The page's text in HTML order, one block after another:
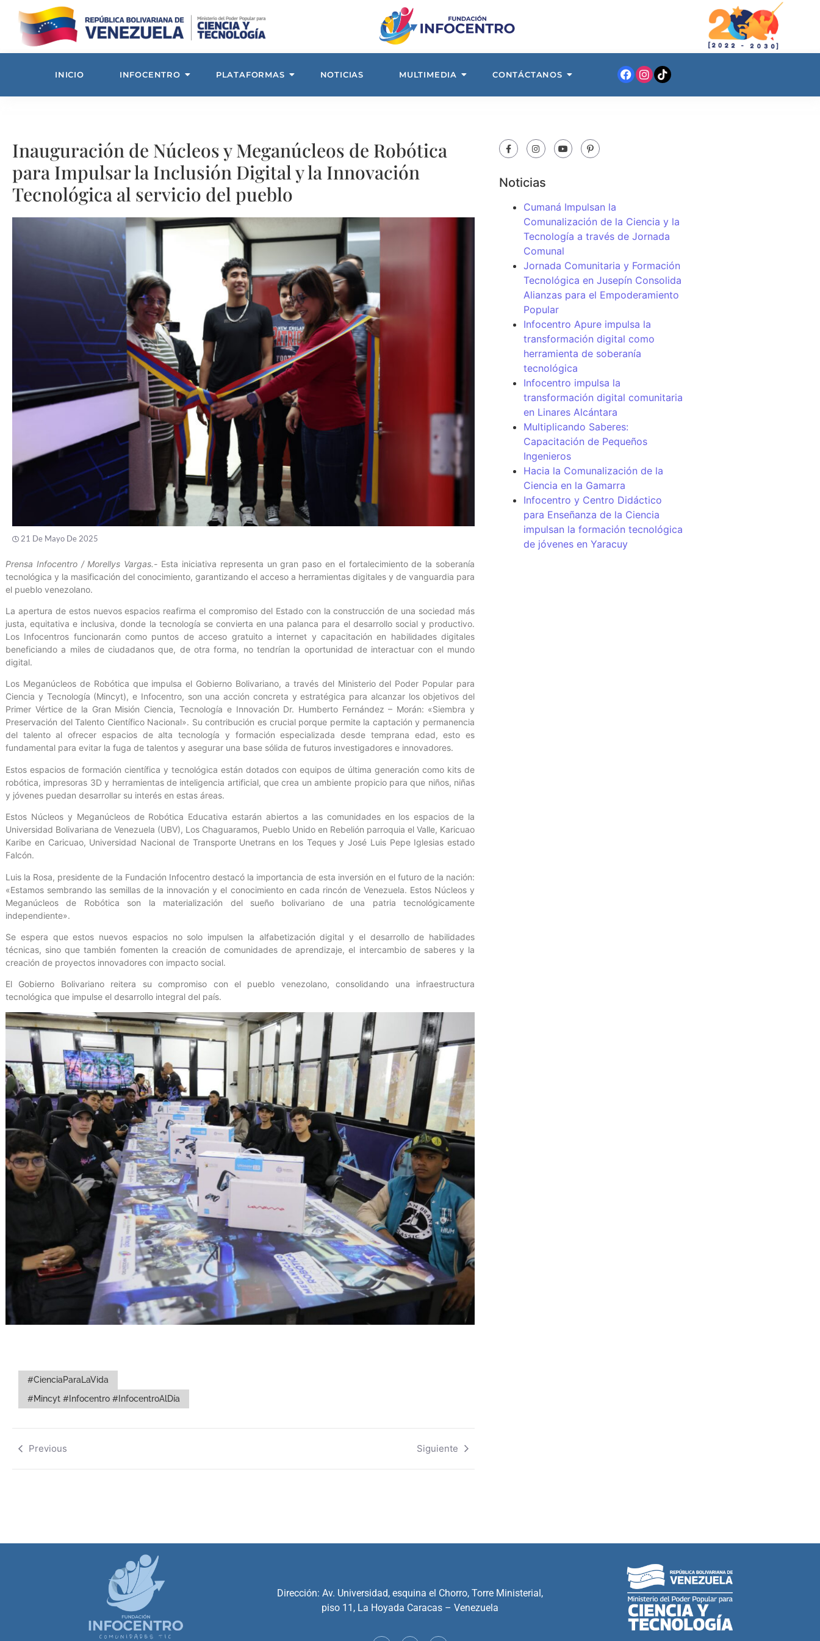
INICIO INFOCENTRO PLATAFORMAS NOTICIAS MULTIMEDIA CONTÁCTANOS
Inauguración de Núcleos y Meganúcleos de Robótica
para Impulsar la Inclusión Digital y la Innovación
Tecnológica al servicio del pueblo
21 De Mayo De 2025
Prensa Infocentro / Morellys Vargas.- Esta iniciativa representa un gran paso en el fortalecimiento de la soberanía
tecnológica y la masificación del conocimiento, garantizando el acceso a herramientas digitales y de vanguardia para
el pueblo venezolano.
La apertura de estos nuevos espacios reafirma el compromiso del Estado con la construcción de una sociedad más
justa, equitativa e inclusiva, donde la tecnología se convierta en una palanca para el desarrollo social y productivo.
Los Infocentros funcionarán como puntos de acceso gratuito a internet y capacitación en habilidades digitales
beneficiando a miles de ciudadanos que, de otra forma, no tendrían la oportunidad de interactuar con el mundo
digital.
Los Meganúcleos de Robótica que impulsa el Gobierno Bolivariano, a través del Ministerio del Poder Popular para
Ciencia y Tecnología (Mincyt), e Infocentro, son una acción concreta y estratégica para alcanzar los objetivos del
Primer Vértice de la Gran Misión Ciencia, Tecnología e Innovación Dr. Humberto Fernández – Morán: «Siembra y
Preservación del Talento Científico Nacional». Su contribución es crucial porque permite la captación y permanencia
del talento al ofrecer espacios de alta tecnología y formación especializada desde temprana edad, esto es
fundamental para evitar la fuga de talentos y asegurar una base sólida de futuros investigadores e innovadores.
Estos espacios de formación científica y tecnológica están dotados con equipos de última generación como kits de
robótica, impresoras 3D y herramientas de inteligencia artificial, que crea un ambiente propicio para que niños, niñas
y jóvenes puedan desarrollar su interés en estas áreas.
Estos Núcleos y Meganúcleos de Robótica Educativa estarán abiertos a las comunidades en los espacios de la
Universidad Bolivariana de Venezuela (UBV), Los Chaguaramos, Pueblo Unido en Rebelión parroquia el Valle, Karicuao
Karibe en Caricuao, Universidad Nacional de Transporte Unetrans en los Teques y José Luis Pepe Iglesias estado
Falcón.
Luis la Rosa, presidente de la Fundación Infocentro destacó la importancia de esta inversión en el futuro de la nación:
«Estamos sembrando las semillas de la innovación y el conocimiento en cada rincón de Venezuela. Estos Núcleos y
Meganúcleos de Robótica son la materialización del sueño bolivariano de una patria tecnológicamente
independiente».
Se espera que estos nuevos espacios no solo impulsen la alfabetización digital y el desarrollo de habilidades
técnicas, sino que también fomenten la creación de comunidades de aprendizaje, el intercambio de saberes y la
creación de proyectos innovadores con impacto social.
El Gobierno Bolivariano reitera su compromiso con el pueblo venezolano, consolidando una infraestructura
tecnológica que impulse el desarrollo integral del país.
#CienciaParaLaVida
#Mincyt #Infocentro #InfocentroAlDía
Previous Siguiente
Noticias
Cumaná Impulsan la
Comunalización de la Ciencia y la
Tecnología a través de Jornada
Comunal
Jornada Comunitaria y Formación
Tecnológica en Jusepín Consolida
Alianzas para el Empoderamiento
Popular
Infocentro Apure impulsa la
transformación digital como
herramienta de soberanía
tecnológica
Infocentro impulsa la
transformación digital comunitaria
en Linares Alcántara
Multiplicando Saberes:
Capacitación de Pequeños
Ingenieros
Hacia la Comunalización de la
Ciencia en la Gamarra
Infocentro y Centro Didáctico
para Enseñanza de la Ciencia
impulsan la formación tecnológica
de jóvenes en Yaracuy
Dirección: Av. Universidad, esquina el Chorro, Torre Ministerial,
piso 11, La Hoyada Caracas – Venezuela